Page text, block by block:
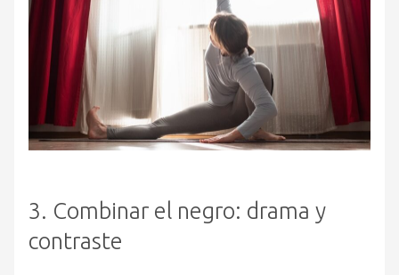
3. Combinar el negro: drama y
contraste